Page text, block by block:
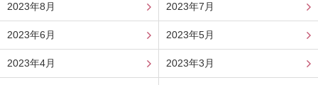
2023年8月 2023年7月
2023年6月 2023年5月
2023年4月 2023年3月